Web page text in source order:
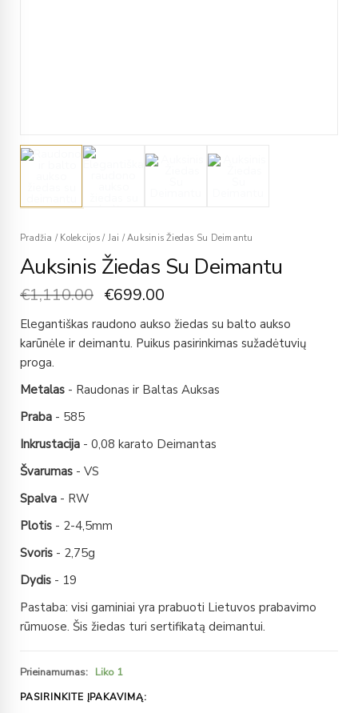
Pradžia / Kolekcijos / Jai /Auksinis Žiedas Su Deimantu
Auksinis Žiedas Su Deimantu
€1,110.00 €699.00
Elegantiškas raudono aukso žiedas su balto aukso
karūnėle ir deimantu. Puikus pasirinkimas sužadėtuvių
proga.
Metalas - Raudonas ir Baltas Auksas
Praba - 585
Inkrustacija - 0,08 karato Deimantas
Švarumas - VS
Spalva - RW
Plotis - 2-4,5mm
Svoris - 2,75g
Dydis - 19
Pastaba: visi gaminiai yra prabuoti Lietuvos prabavimo
rūmuose. Šis žiedas turi sertifikatą deimantui.
Prieinamumas: Liko 1
PASIRINKITE ĮPAKAVIMĄ: